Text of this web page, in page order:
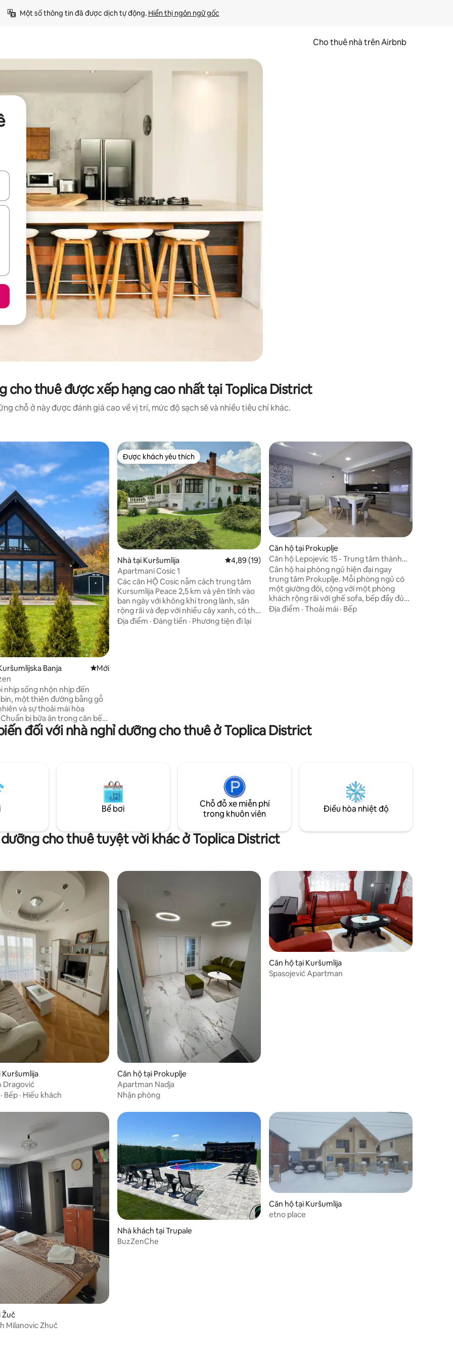
Một số thông tin đã được dịch tự động. Hiển thị ngôn ngữ gốc
Cho thuê nhà trên Airbnb
và xuống hoặc khám phá bằng các thao tác chạm hoặc vuốt.
cho thuê được xếp hạng cao nhất tại Toplica District
chỗ ở này được đánh giá cao về vị trí, mức độ sạch sẽ và nhiều tiêu chí khác.
Banja Nơi ở mới
Mới
nhịp sống nhộn nhịp đến
một thiên đường bằng gỗ
và sự thoải mái hòa
bị bữa ăn trong căn bếp
giãn trong phòng tắm lớn
sân riêng được bao
chậm lại, hít thở và kết nối lại với
Ở đây, những ngày tháng trôi
tràn ngập những âm
bình, không khí trong lành và
Được khách yêu thích
Được khách yêu thích
Nhà tại Kuršumlija Xếp hạng trung bình 4,89/5, 19 đánh giá
4,89 (19)
Apartmani Cosic 1
Các căn HỘ Cosic nằm cách trung tâm
Kursumlija Peace 2,5 km và yên tĩnh vào
ban ngày với không khí trong lành, sân
rộng rãi và đẹp với nhiều cây xanh, có thể
làm cho chúng trở nên thân thiện với kỳ
Địa điểm · Đáng tiền · Phương tiện đi lại
Căn hộ tại Prokuplje
Căn hộ Lepojevic 15 - Trung tâm thành
phố - Đỗ xe-WiFi
Căn hộ hai phòng ngủ hiện đại ngay
trung tâm Prokuplje. Mỗi phòng ngủ có
một giường đôi, cộng với một phòng
khách rộng rãi với ghế sofa, bếp đầy đủ
tiện nghi và phòng tắm. Khách được đỗ
Địa điểm · Thoải mái · Bếp
đối với nhà nghỉ dưỡng cho thuê ở Toplica District
Bể bơi
Chỗ đỗ xe miễn phí
trong khuôn viên
Điều hòa nhiệt độ
cho thuê tuyệt vời khác ở Toplica District
Kuršumlija
Dragović
· Bếp · Hiếu khách
Căn hộ tại Prokuplje
Apartman Nadja
Nhận phòng
Căn hộ tại Kuršumlija
Spasojević Apartman
Žuč
Milanovic Zhuč
Nhà khách tại Trupale
BuzZenChe
Căn hộ tại Kuršumlija
etno place